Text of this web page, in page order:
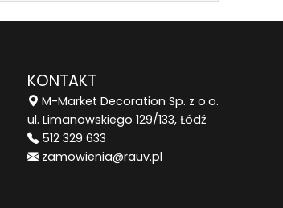
KONTAKT
M-Market Decoration Sp. z o.o.
ul. Limanowskiego 129/133, Łódź
512 329 633
zamowienia@rauv.pl